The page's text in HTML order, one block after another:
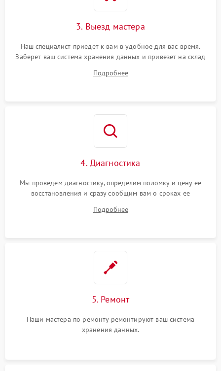
3. Выезд мастера
Наш специалист приедет к вам в удобное для вас время.
Заберет ваш система хранения данных и привезет на склад
Подробнее
4. Диагностика
Мы проведем диагностику, определим поломку и цену ее
восстановления и сразу сообщим вам о сроках ее
Подробнее
5. Ремонт
Наши мастера по ремонту ремонтируют ваш система
хранения данных.